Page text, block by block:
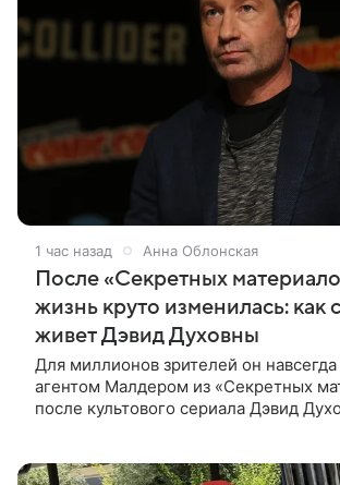
1 час назад Анна Облонская
После «Секретных
жизнь круто изменилась: как
живет Дэвид Духовны
Для миллионов зрителей он навсегда
агентом Малдером из «Секретных
после культового сериала Дэвид